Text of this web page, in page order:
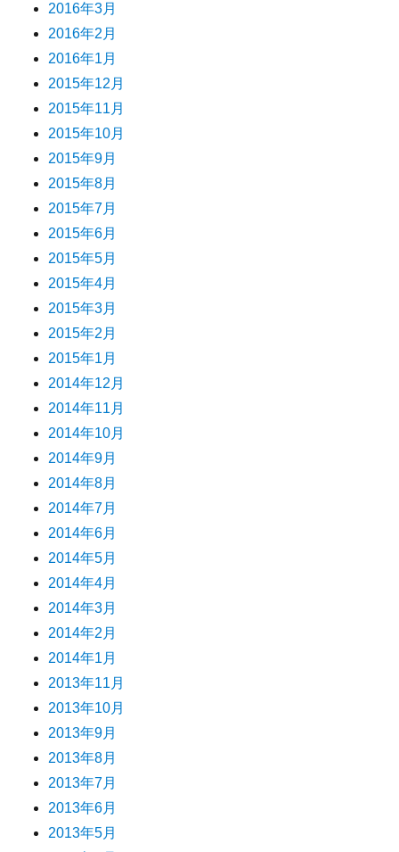
2016年3月
2016年2月
2016年1月
2015年12月
2015年11月
2015年10月
2015年9月
2015年8月
2015年7月
2015年6月
2015年5月
2015年4月
2015年3月
2015年2月
2015年1月
2014年12月
2014年11月
2014年10月
2014年9月
2014年8月
2014年7月
2014年6月
2014年5月
2014年4月
2014年3月
2014年2月
2014年1月
2013年11月
2013年10月
2013年9月
2013年8月
2013年7月
2013年6月
2013年5月